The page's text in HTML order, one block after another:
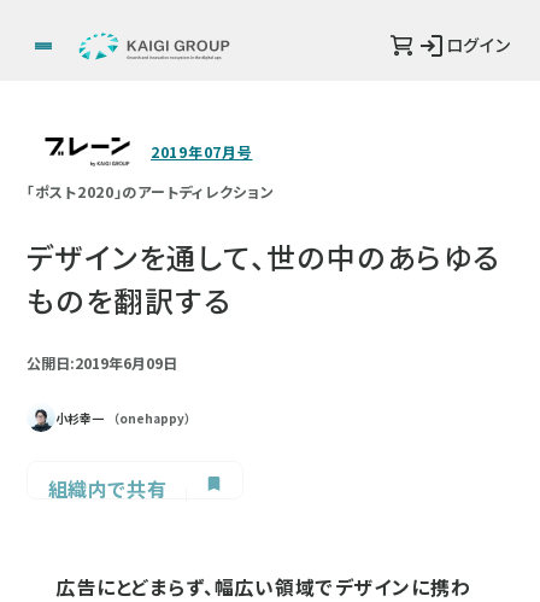
ログイン
2019年07月号
「ポスト2020」のアートディレクション
デザインを通して、世の中のあらゆる
ものを翻訳する
公開日:2019年6月09日
小杉幸一 （onehappy）
組織内で共有
広告にとどまらず、幅広い領域でデザインに携わ